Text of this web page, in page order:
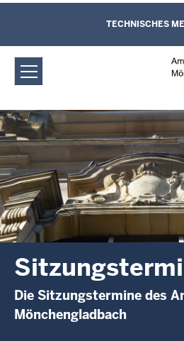
Amtsgericht
Sitzungstermine
Direkt zum Inhalt
Leichte Sprache,
und Kontaktformular
TECHNISCHES
Die Sitzungstermine des
Mönchengladbach